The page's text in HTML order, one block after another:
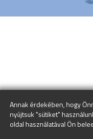
Annak érdekében, hogy
nyújtsuk "sütiket"
oldal használatával Ön